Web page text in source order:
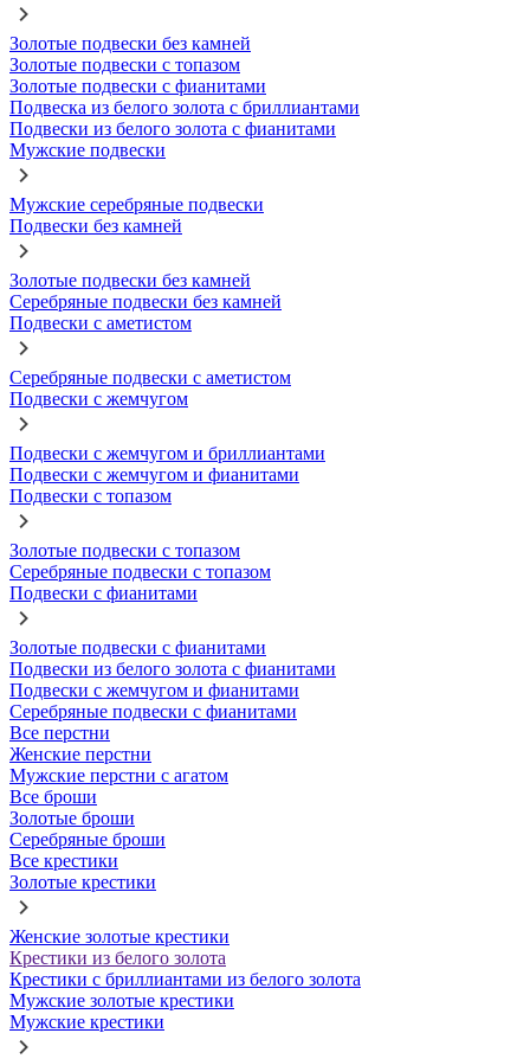
Золотые подвески без камней
Золотые подвески с топазом
Золотые подвески с фианитами
Подвеска из белого золота с бриллиантами
Подвески из белого золота с фианитами
Мужские подвески
Мужские серебряные подвески
Подвески без камней
Золотые подвески без камней
Серебряные подвески без камней
Подвески с аметистом
Серебряные подвески с аметистом
Подвески с жемчугом
Подвески с жемчугом и бриллиантами
Подвески с жемчугом и фианитами
Подвески с топазом
Золотые подвески с топазом
Серебряные подвески с топазом
Подвески с фианитами
Золотые подвески с фианитами
Подвески из белого золота с фианитами
Подвески с жемчугом и фианитами
Серебряные подвески с фианитами
Все перстни
Женские перстни
Мужские перстни с агатом
Все броши
Золотые броши
Серебряные броши
Все крестики
Золотые крестики
Женские золотые крестики
Крестики из белого золота
Крестики с бриллиантами из белого золота
Мужские золотые крестики
Мужские крестики